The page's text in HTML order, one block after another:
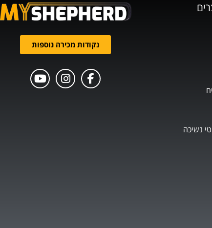
נשיכה
נקודות מכירה נוספות